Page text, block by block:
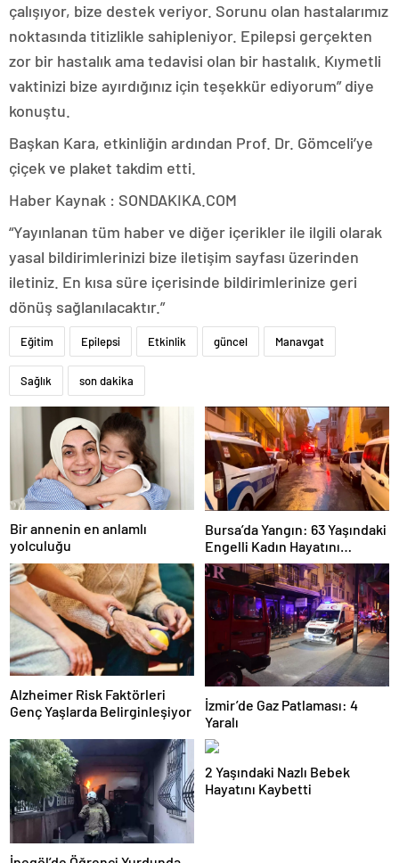
çalışıyor, bize destek veriyor. Sorunu olan hastalarımız
noktasında titizlikle sahipleniyor. Epilepsi gerçekten
zor bir hastalık ama tedavisi olan bir hastalık. Kıymetli
vaktinizi bize ayırdığınız için teşekkür ediyorum” diye
konuştu.
Başkan Kara, etkinliğin ardından Prof. Dr. Gömceli’ye
çiçek ve plaket takdim etti.
Haber Kaynak : SONDAKIKA.COM
“Yayınlanan tüm haber ve diğer içerikler ile ilgili olarak
yasal bildirimlerinizi bize iletişim sayfası üzerinden
iletiniz. En kısa süre içerisinde bildirimlerinize geri
dönüş sağlanılacaktır.”
Eğitim Epilepsi Etkinlik güncel Manavgat
Sağlık son dakika
Bir annenin en anlamlı
yolculuğu
Bursa’da Yangın: 63 Yaşındaki
Engelli Kadın Hayatını
Kaybetti
Alzheimer Risk Faktörleri
Genç Yaşlarda Belirginleşiyor
İzmir’de Gaz Patlaması: 4
Yaralı
2 Yaşındaki Nazlı Bebek
Hayatını Kaybetti